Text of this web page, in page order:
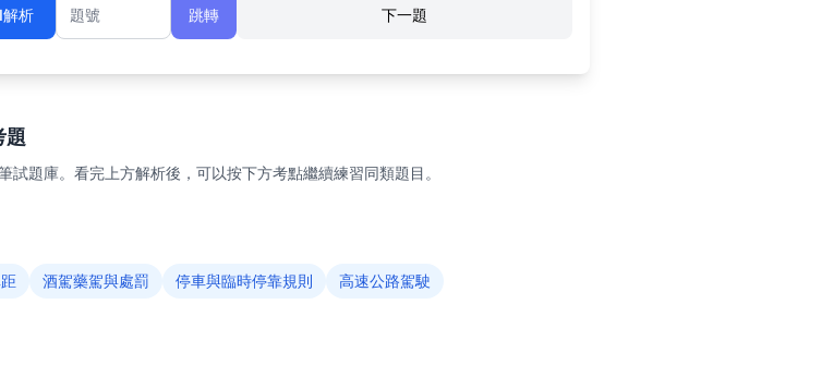
下一題
析
題號
跳轉
題
題庫。看完上方解析後，可以按下方考點繼續練習同類題目。
酒駕藥駕與處罰 停車與臨時停靠規則
高速公路駕駛